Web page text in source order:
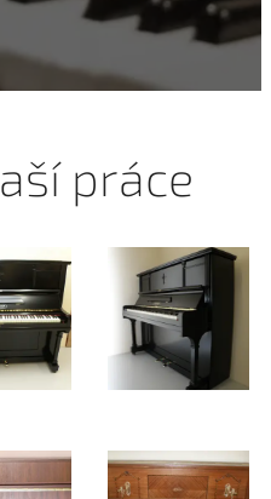
práce